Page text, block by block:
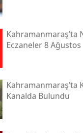
Kahramanmaraş’ta
Eczaneler 8 Ağustos
Kahramanmaraş’ta
Kanalda Bulundu